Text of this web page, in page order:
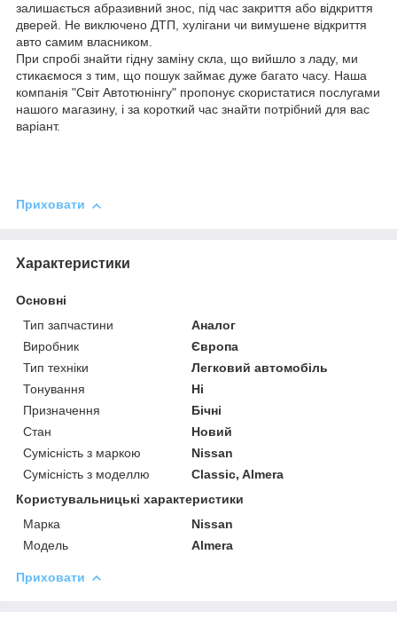
залишається абразивний знос, під час закриття або відкриття
дверей. Не виключено ДТП, хулігани чи вимушене відкриття
авто самим власником.
При спробі знайти гідну заміну скла, що вийшло з ладу, ми
стикаємося з тим, що пошук займає дуже багато часу. Наша
компанія "Світ Автотюнінгу" пропонує скористатися послугами
нашого магазину, і за короткий час знайти потрібний для вас
варіант.
Приховати
Характеристики
Основні
Тип запчастини
Аналог
Виробник
Європа
Тип техніки
Легковий автомобіль
Тонування
Ні
Призначення
Бічні
Стан
Новий
Сумісність з маркою
Nissan
Сумісність з моделлю
Classic, Almera
Користувальницькі характеристики
Марка
Nissan
Модель
Almera
Приховати